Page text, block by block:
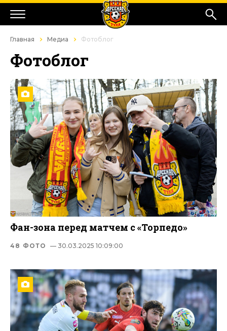
Главная Медиа Фотоблог
Фотоблог
Фан-зона перед матчем с «Торпедо»
48 ФОТО — 30.03.2025 10:09:00